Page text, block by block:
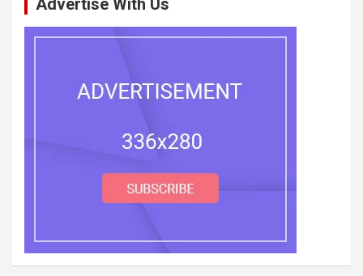
Advertise With Us